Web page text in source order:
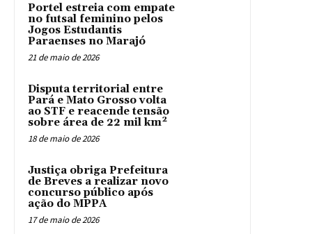
Portel estreia com empate
no futsal feminino pelos
Jogos Estudantis
Paraenses no Marajó
21 de maio de 2026
Disputa territorial entre
Pará e Mato Grosso volta
ao STF e reacende tensão
sobre área de 22 mil km²
18 de maio de 2026
Justiça obriga Prefeitura
de Breves a realizar novo
concurso público após
ação do MPPA
17 de maio de 2026